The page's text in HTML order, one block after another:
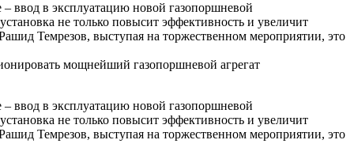
ввод в эксплуатацию новой газопоршневой
не только повысит эффективность и увеличит
Темрезов, выступая на торжественном мероприятии, это
мощнейший газопоршневой агрегат
ввод в эксплуатацию новой газопоршневой
не только повысит эффективность и увеличит
Темрезов, выступая на торжественном мероприятии, это